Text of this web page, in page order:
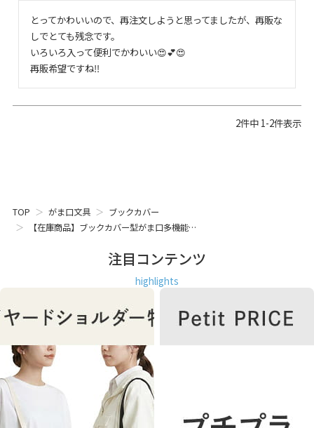
とってかわいいので、再注文しようと思ってましたが、再販な
しでとても残念です。
いろいろ入って便利でかわいい😍💕😍
再販希望ですね‼️
2件中 1-2件表示
TOP がま口文具
ブックカバー
【在庫商品】ブックカバー型がま口多機能…
注目コンテンツ
highlights